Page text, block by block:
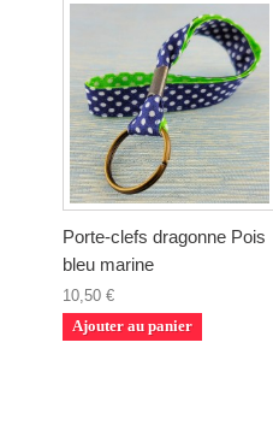
Porte-clefs dragonne Pois
bleu marine
10,50 €
Ajouter au panier